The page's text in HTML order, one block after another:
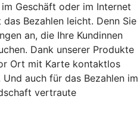
Geschäft oder im Internet
Bezahlen leicht. Denn Sie
an, die Ihre Kundinnen
Dank unserer Produkte
Ort mit Karte kontaktlos
auch für das Bezahlen im
vertraute